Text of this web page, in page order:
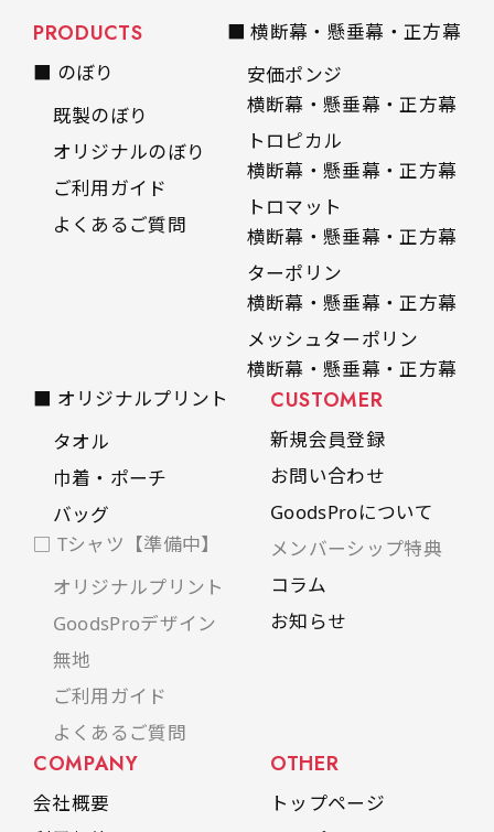
PRODUCTS
■ のぼり
既製のぼり
オリジナルのぼり
ご利用ガイド
よくあるご質問
■ 横断幕・懸垂幕・正方幕
安価ポンジ
横断幕・懸垂幕・正方幕
トロピカル
横断幕・懸垂幕・正方幕
トロマット
横断幕・懸垂幕・正方幕
ターポリン
横断幕・懸垂幕・正方幕
メッシュターポリン
横断幕・懸垂幕・正方幕
■ オリジナルプリント
タオル
巾着・ポーチ
バッグ
□ Tシャツ【準備中】
オリジナルプリント
GoodsProデザイン
無地
ご利用ガイド
よくあるご質問
CUSTOMER
新規会員登録
お問い合わせ
GoodsProについて
メンバーシップ特典
コラム
お知らせ
COMPANY
会社概要
OTHER
トップページ